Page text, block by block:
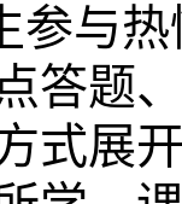
参与
答题
式展